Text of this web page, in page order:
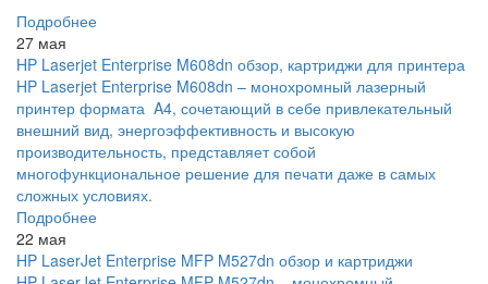
Подробнее
27 мая
HP Laserjet Enterprise M608dn обзор, картриджи для принтера
HP Laserjet Enterprise M608dn – монохромный лазерный
принтер формата A4, сочетающий в себе привлекательный
внешний вид, энергоэффективность и высокую
производительность, представляет собой
многофункциональное решение для печати даже в самых
сложных условиях.
Подробнее
22 мая
HP LaserJet Enterprise MFP M527dn обзор и картриджи